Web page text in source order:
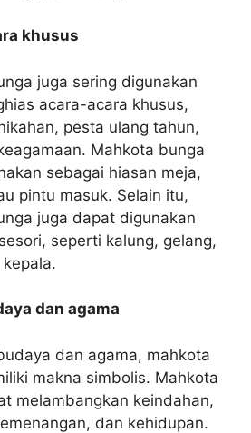
khusus
juga sering digunakan
acara-acara khusus,
pesta ulang tahun,
Mahkota bunga
sebagai hiasan meja,
pintu masuk. Selain itu,
juga dapat digunakan
seperti kalung, gelang,
dan agama
dan agama, mahkota
makna simbolis. Mahkota
melambangkan keindahan,
dan kehidupan.